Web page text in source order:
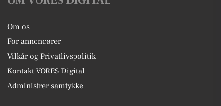
Om os
For annoncører
Vilkår og Privatlivspolitik
Kontakt VORES Digital
Administrer samtykke